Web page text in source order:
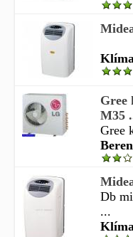
Gree
M35
Gree
Db
...